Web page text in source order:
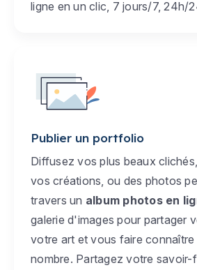
ligne en un clic, 7 jours/7, 24h/
Publier un portfolio
Diffusez vos plus beaux
vos créations, ou des photos
travers un album photos en
galerie d'images pour partager
votre art et vous faire connaître
nombre. Partagez votre savoir-